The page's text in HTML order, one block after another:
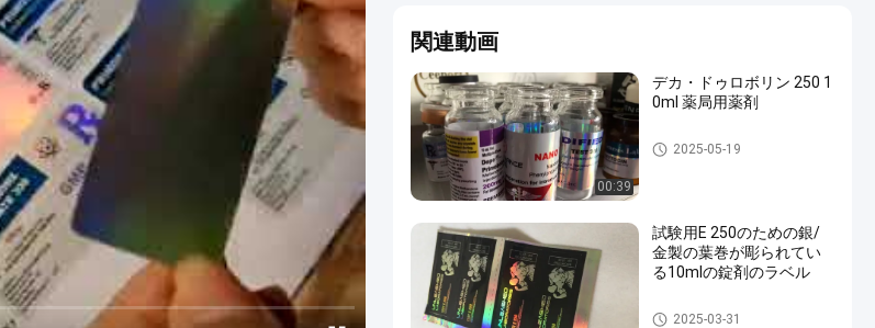
関連動画
00:39
デカ・ドゥロボリン 250 1
0ml 薬局用薬剤
10mL ガラスびんのラベル
2025-05-19
試験用E 250のための銀/
金製の葉巻が彫られてい
る10mlの錠剤のラベル
10mL ガラスびんのラベル
2025-03-31